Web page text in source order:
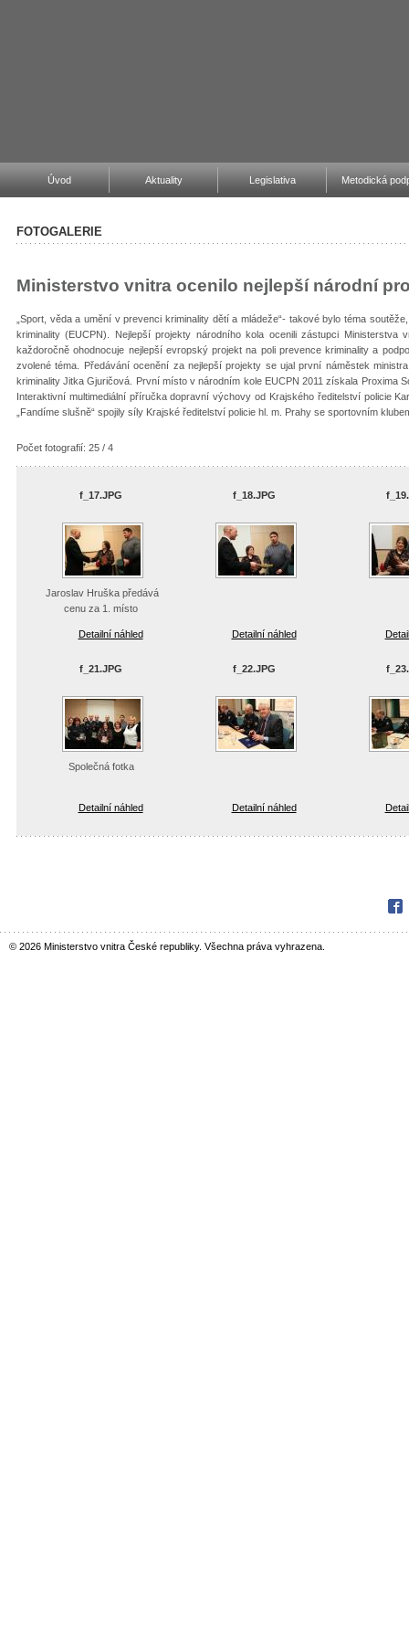
Úvod Aktuality Legislativa Metodická
FOTOGALERIE
Ministerstvo vnitra ocenilo nejlepší národní
„Sport, věda a umění v prevenci kriminality dětí a mládeže“- takové bylo téma
kriminality (EUCPN). Nejlepší projekty národního kola ocenili zástupci
každoročně ohodnocuje nejlepší evropský projekt na poli prevence kriminality a
zvolené téma. Předávání ocenění za nejlepší projekty se ujal první náměstek
kriminality Jitka Gjuričová. První místo v národním kole EUCPN 2011 získala Proxima
Interaktivní multimediální příručka dopravní výchovy od Krajského ředitelství policie
„Fandíme slušně“ spojily síly Krajské ředitelství policie hl. m. Prahy se sportovním
Počet fotografií: 25 / 4
f_17.JPG
Jaroslav Hruška předává
cenu za 1. místo
Detailní náhled
f_18.JPG
Detailní náhled
f_21.JPG
Společná fotka
Detailní náhled
f_22.JPG
Detailní náhled
© 2026 Ministerstvo vnitra České republiky. Všechna práva vyhrazena.